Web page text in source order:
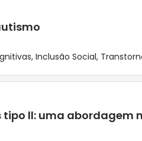
, Inclusão Social,
ll: uma